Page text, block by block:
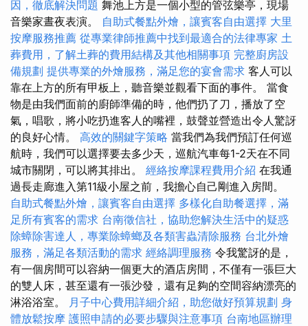
因，徹底解決問題 舞池上方是一個小型的管弦樂亭，現場
音樂家晝夜表演。 自助式餐點外燴，讓賓客自由選擇 大里
按摩服務推薦 從專業律師推薦中找到最適合的法律專家 土
葬費用，了解土葬的費用結構及其他相關事項 完整廚房設
備規劃 提供專業的外燴服務，滿足您的宴會需求 客人可以
靠在上方的所有甲板上，聽音樂並觀看下面的事件。 當食
物是由我們面前的廚師準備的時，他們扔了刀，播放了空
氣，唱歌，將小吃扔進客人的嘴裡，鼓聲並營造出令人驚訝
的良好心情。 高效的關鍵字策略 當我們為我們預訂任何巡
航時，我們可以選擇要去多少天，巡航汽車每1-2天在不同
城市關閉，可以將其排出。 經絡按摩課程費用介紹 在我通
過長走廊進入第11級小屋之前，我擔心自己剛進入房間。
自助式餐點外燴，讓賓客自由選擇 多樣化自助餐選擇，滿
足所有賓客的需求 台南徵信社，協助您解決生活中的疑惑
除蟑除害達人，專業除蟑螂及各類害蟲清除服務 台北外燴
服務，滿足各類活動的需求 經絡調理服務 令我驚訝的是，
有一個房間可以容納一個更大的酒店房間，不僅有一張巨大
的雙人床，甚至還有一張沙發，還有足夠的空間容納漂亮的
淋浴浴室。 月子中心費用詳細介紹，助您做好預算規劃 身
體放鬆按摩 護照申請的必要步驟與注意事項 台南地區辦理